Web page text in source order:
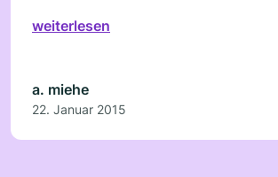
weiterlesen
a. miehe
22. Januar 2015